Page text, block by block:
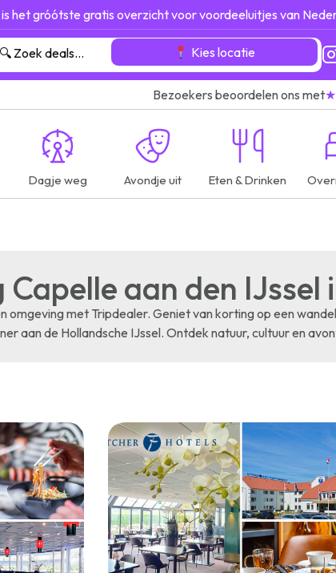
het gróótste gratis overzicht voor voordeeluitjes van
Kies locatie
Bezoekers beoordelen ons met
Dagje weg Avondje uit Eten & Drinken
aan den IJssel
omgeving met Tripdealer. Geniet van korting op een
aan de Hollandsche IJssel. Ontdek natuur, cultuur en